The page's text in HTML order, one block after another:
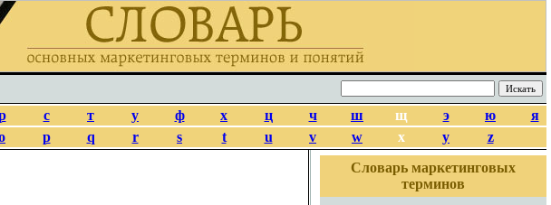
с т у ф х ц ч ш щ э ю
я
p q r s t u v w x y z
Словарь маркетинговых
терминов